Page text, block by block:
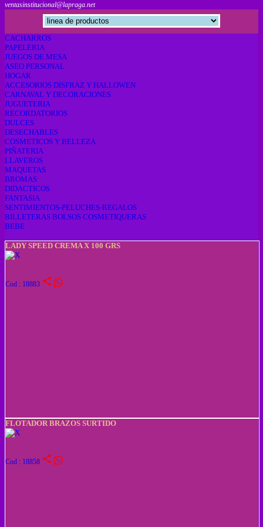
ventasinstitucional@lapraga.net
CACHARROS
PAPELERIA
JUEGOS DE MESA
ASEO PERSONAL
HOGAR
ACCESORIOS DISFRAZ Y HALLOWEN
CARNAVAL Y DECORACIONES
JUGUETERIA
RECORDATORIOS
DULCES
DESECHABLES
COSMETICOS Y BELLEZA
PIÑATERIA
LLAVEROS
MAQUETAS
BROMAS
DIDACTICOS
FANTASIA
SENTIMIENTOS-PELUCHES-REGALOS
BILLETERAS BOLSOS COSMETIQUERAS
BEBE
LADY SPEED CREMA X 100 GRS
Cod : 18883 share
FLOTADOR BRAZOS SURTIDO
Cod : 18858 share